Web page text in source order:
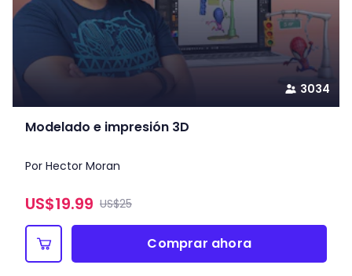
3034
Modelado e impresión 3D
Por Hector Moran
US$19.99 US$25
Comprar ahora